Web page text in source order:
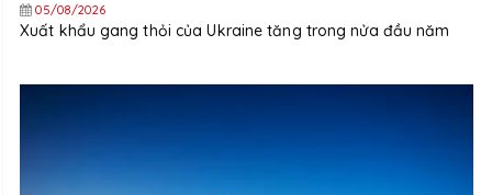
05/08/2026
Xuất khẩu gang thỏi của Ukraine tăng trong nửa đầu năm